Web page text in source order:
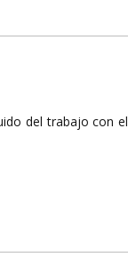
del trabajo con el